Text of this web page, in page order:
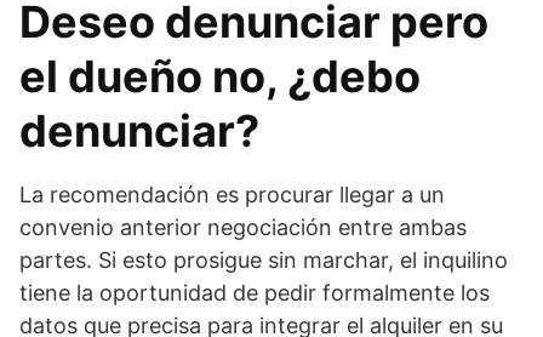
Deseo denunciar pero
el dueño no, ¿debo
denunciar?
La recomendación es procurar llegar a un
convenio anterior negociación entre ambas
partes. Si esto prosigue sin marchar, el inquilino
tiene la oportunidad de pedir formalmente los
datos que precisa para integrar el alquiler en su